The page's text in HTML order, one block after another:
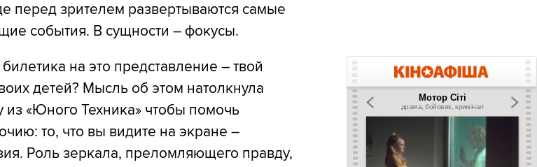
перед зрителем развертываются самые
события. В сущности – фокусы.
на это представление – твой
детей? Мысль об этом натолкнула
из «Юного Техника» чтобы помочь
то, что вы видите на экране –
Роль зеркала, преломляющего правду,